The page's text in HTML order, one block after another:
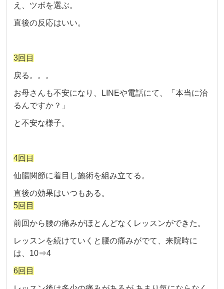
え、ツボを選ぶ。
直後の反応はいい。
3回目
戻る。。。
お母さんも不安になり、LINEや電話にて、「本当に治
るんですか？」
と不安な様子。
4回目
仙腸関節に着目し施術を組み立てる。
直後の効果はいつもある。
5回目
前回から腰の痛みがほとんどなくレッスンができた。
レッスンを続けていくと腰の痛みがでて、来院時に
は、10⇒4
6回目